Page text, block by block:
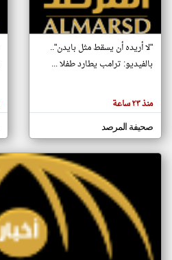
"لا أريده أن يسقط مثل بايدن"..
بالفيديو: ترامب يطارد طفلا ...
منذ ٢٣ ساعة
صحيفة المرصد